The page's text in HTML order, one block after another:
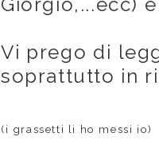
Vi prego di
soprattutto in
(i grassetti li ho messi io)